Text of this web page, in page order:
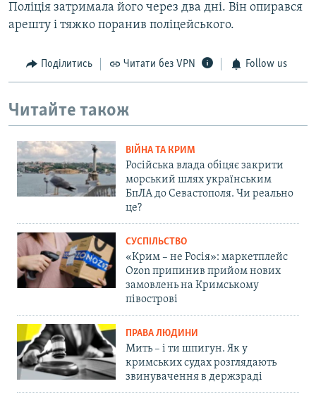
Поліція затримала його через два дні. Він опирався
арешту і тяжко поранив поліцейського.
Поділитись Читати без VPN Follow us
Читайте також
ВІЙНА ТА КРИМ
Російська влада обіцяє закрити
морський шлях українським
БпЛА до Севастополя. Чи реально
це?
СУСПІЛЬСТВО
«Крим – не Росія»: маркетплейс
Ozon припинив прийом нових
замовлень на Кримському
півострові
ПРАВА ЛЮДИНИ
Мить – і ти шпигун. Як у
кримських судах розглядають
звинувачення в держзраді